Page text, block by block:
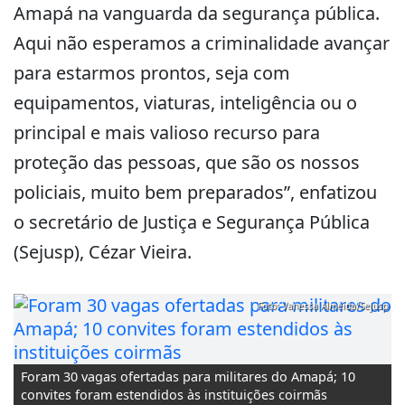
Amapá na vanguarda da segurança pública.
Aqui não esperamos a criminalidade avançar
para estarmos prontos, seja com
equipamentos, viaturas, inteligência ou o
principal e mais valioso recurso para
proteção das pessoas, que são os nossos
policiais, muito bem preparados”, enfatizou
o secretário de Justiça e Segurança Pública
(Sejusp), Cézar Vieira.
Foram 30 vagas ofertadas para militares do Amapá; 10
convites foram estendidos às instituições coirmãs
Foto: Vanessa Almeida/Sejusp